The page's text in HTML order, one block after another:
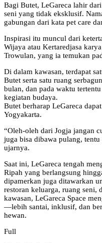
Bagi Butet, LeGareca lahir
seni yang tidak eksklusif.
gabungan dari kata pet care
Inspirasi itu muncul dari
Wijaya atau Kertaredjasa
Trowulan, yang ia temukan
Di dalam kawasan, terdapat
Butet serta satu ruang
bulan, dan pada waktu
kegiatan budaya.
Butet berharap LeGareca
Yogyakarta.
“Oleh-oleh dari Jogja jangan
juga bisa dibawa pulang,
ujarnya.
Saat ini, LeGareca tengah
Ripah yang berlangsung
dipamerkan juga ditawarkan
restoran keluarga, ruang seni,
kawasan, LeGareca Space
—lebih santai, inklusif, dan
hewan.
Full